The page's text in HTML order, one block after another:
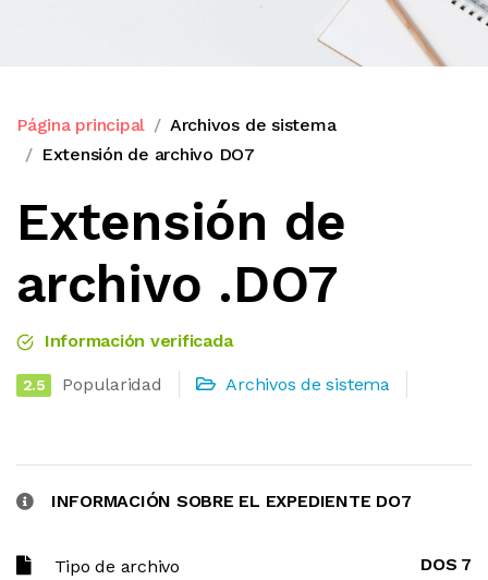
Página principal
Archivos de sistema
Extensión de archivo DO7
Extensión de
archivo .DO7
Información verificada
2.5 Popularidad Archivos de sistema
INFORMACIÓN SOBRE EL EXPEDIENTE DO7
Tipo de archivo DOS 7